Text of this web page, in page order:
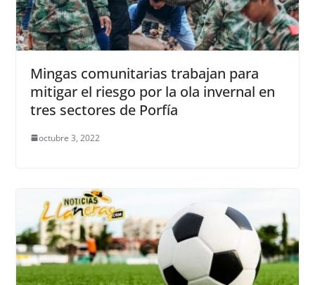
Mingas comunitarias trabajan para
mitigar el riesgo por la ola invernal en
tres sectores de Porfía
octubre 3, 2022